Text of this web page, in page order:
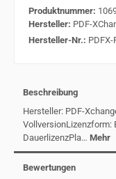
Produktnummer:
Hersteller: PDF-
Hersteller-Nr.:
Beschreibung
Hersteller: PDF-
VollversionLizenzform:
DauerlizenzPla… Mehr
Bewertungen